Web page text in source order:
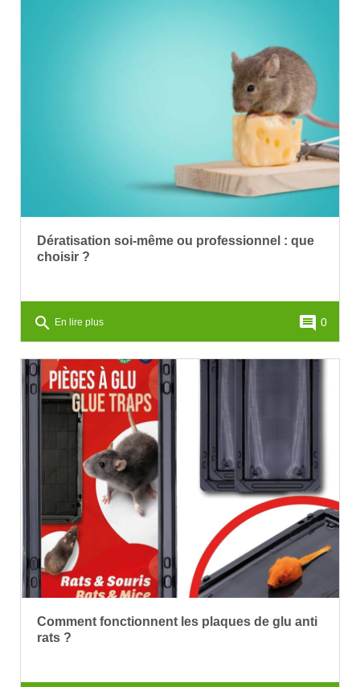
Dératisation soi-même ou professionnel : que
choisir ?
search En lire plus comment 0
Comment fonctionnent les plaques de glu anti
rats ?